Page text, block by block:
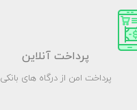
پرداخت آنلاین
پرداخت امن از درگاه های بانکی